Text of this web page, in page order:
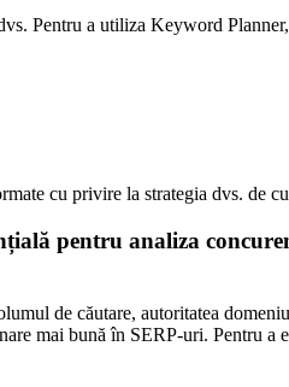
Pentru a utiliza Keyword
cu privire la strategia dvs. de
pentru analiza
de căutare, autoritatea
mai bună în SERP-uri. Pentru a